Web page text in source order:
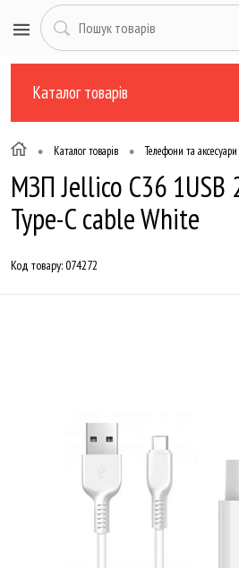
Каталог товарів
• Каталог товарів • Телефони та аксесуари
МЗП Jellico C36 1USB
Type-C cable White
Код товару:074272